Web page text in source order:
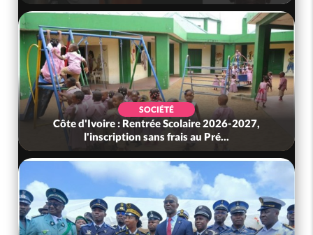
SOCIÉTÉ
Côte d'Ivoire : Rentrée Scolaire 2026-2027,
l'inscription sans frais au Pré...